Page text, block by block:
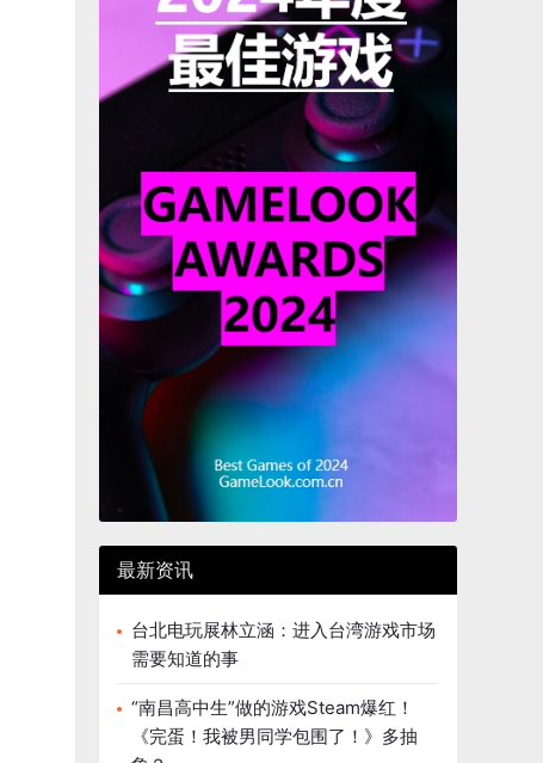
最新资讯
台北电玩展林立涵：进入台湾游戏市场
需要知道的事
“南昌高中生”做的游戏Steam爆红！
《完蛋！我被男同学包围了！》多抽